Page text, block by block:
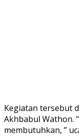
Kegiatan tersebut
Akhbabul Wathon.
membutuhkan, ”